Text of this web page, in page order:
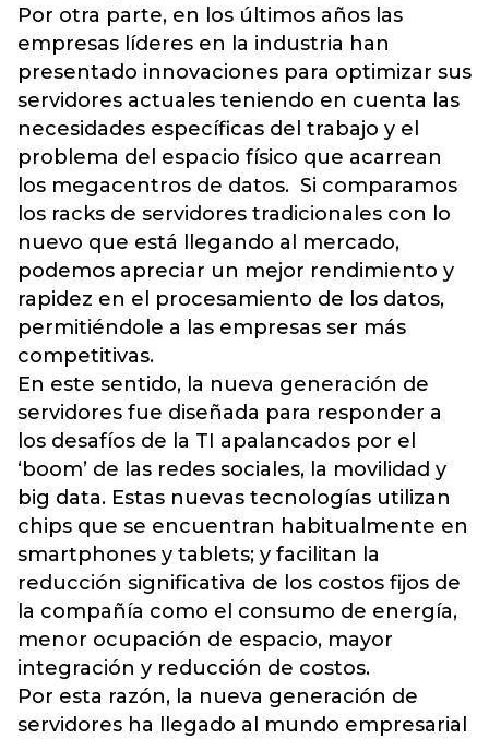
Por otra parte, en los últimos años las
empresas líderes en la industria han
presentado innovaciones para optimizar sus
servidores actuales teniendo en cuenta las
necesidades específicas del trabajo y el
problema del espacio físico que acarrean
los megacentros de datos. Si comparamos
los racks de servidores tradicionales con lo
nuevo que está llegando al mercado,
podemos apreciar un mejor rendimiento y
rapidez en el procesamiento de los datos,
permitiéndole a las empresas ser más
competitivas.
En este sentido, la nueva generación de
servidores fue diseñada para responder a
los desafíos de la TI apalancados por el
‘boom’ de las redes sociales, la movilidad y
big data. Estas nuevas tecnologías utilizan
chips que se encuentran habitualmente en
smartphones y tablets; y facilitan la
reducción significativa de los costos fijos de
la compañía como el consumo de energía,
menor ocupación de espacio, mayor
integración y reducción de costos.
Por esta razón, la nueva generación de
servidores ha llegado al mundo empresarial